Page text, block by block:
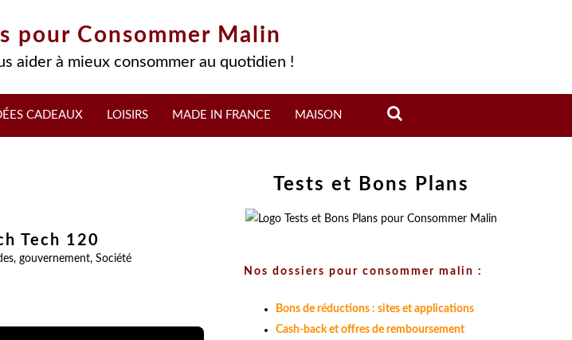
pour Consommer Malin
aider à mieux consommer au quotidien !
CADEAUX LOISIRS MADE IN FRANCE MAISON
Tech 120
, gouvernement, Société
Tests et Bons Plans
Nos dossiers pour consommer malin :
Bons de réductions : sites et applications
Cash-back et offres de remboursement